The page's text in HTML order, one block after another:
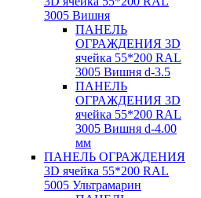
3005 Вишня
ПАНЕЛЬ
ОГРАЖДЕНИЯ 3D
ячейка 55*200 RAL
3005 Вишня d-3.5
ПАНЕЛЬ
ОГРАЖДЕНИЯ 3D
ячейка 55*200 RAL
3005 Вишня d-4.00
мм
ПАНЕЛЬ ОГРАЖДЕНИЯ
3D ячейка 55*200 RAL
5005 Ультрамарин